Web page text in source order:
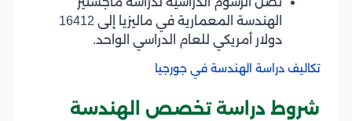
الهندسة المعمارية في ماليزيا إلى 16412
دولار أمريكي للعام الدراسي الواحد.
تكاليف دراسة الهندسة في جورجيا
شروط دراسة تخصص الهندسة